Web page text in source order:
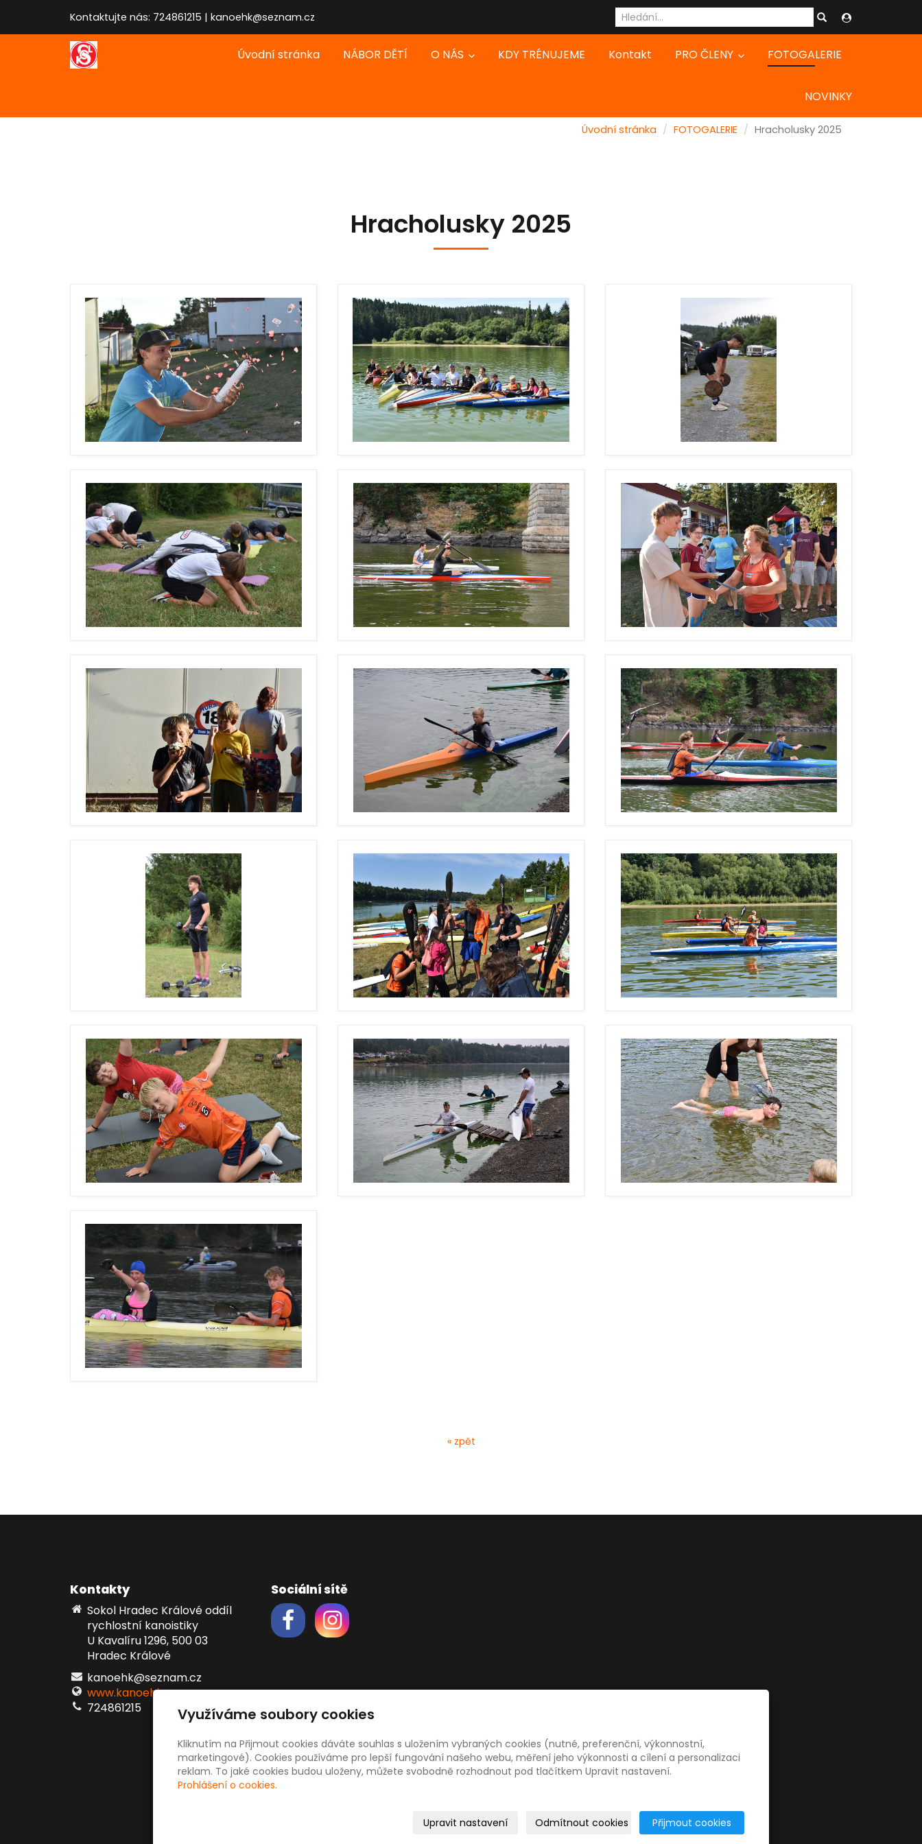
Kontaktujte nás: 724861215 | kanoehk@seznam.cz
Úvodní stránka NÁBOR DĚTÍ O NÁS KDY TRÉNUJEME Kontakt PRO ČLENY FOTOGALERIE
NOVINKY
Úvodní stránka FOTOGALERIE Hracholusky 2025
Hracholusky 2025
« zpět
Kontakty
Sokol Hradec Králové oddíl
rychlostní kanoistiky
U Kavalíru 1296, 500 03
Hradec Králové
kanoehk@seznam.cz
www.kanoehk.cz
724861215
Sociální sítě
Využíváme soubory cookies
Kliknutím na Přijmout cookies dáváte souhlas s uložením vybraných cookies (nutné, preferenční, výkonnostní,
marketingové). Cookies používáme pro lepší fungování našeho webu, měření jeho výkonnosti a cílení a personalizaci
reklam. To jaké cookies budou uloženy, můžete svobodně rozhodnout pod tlačítkem Upravit nastavení.
Prohlášení o cookies.
Upravit nastavení Odmítnout cookies Přijmout cookies